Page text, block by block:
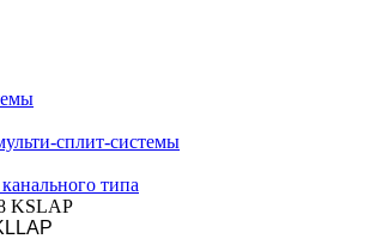
сплит-системы
типа
KSLAP